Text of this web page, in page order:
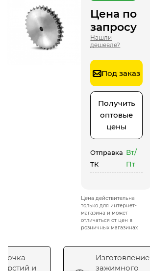
Цена по
запросу
Нашли
дешевле?
Под заказ
Получить
оптовые
цены
Отправка
ТК
Вт/
Пт
Цена действительна
только для интернет-
магазина и может
отличаться от цен в
розничных магазинах
и
Изготовление
зажимного